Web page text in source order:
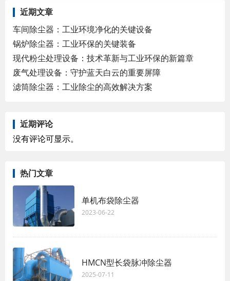
近期文章
车间除尘器：工业环境净化的关键设备
锅炉除尘器：工业环保的关键装备
现代粉尘处理设备：技术革新与工业环保的新篇章
废气处理设备：守护蓝天白云的重要屏障
滤筒除尘器：工业除尘的高效解决方案
近期评论
没有评论可显示。
热门文章
单机布袋除尘器
2023-06-22
HMCN型长袋脉冲除尘器
2025-07-11